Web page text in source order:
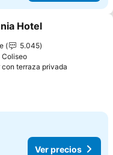
a favoritos
Hotel
5.045
Coliseo
terraza privada
Ver precios